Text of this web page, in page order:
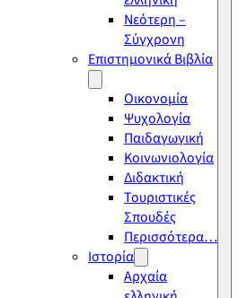
Νεότερη –
Σύγχρονη
Επιστημονικά Βιβλία
Οικονομία
Ψυχολογία
Παιδαγωγική
Κοινωνιολογία
Διδακτική
Τουριστικές
Σπουδές
Περισσότερα…
Ιστορία
Αρχαία